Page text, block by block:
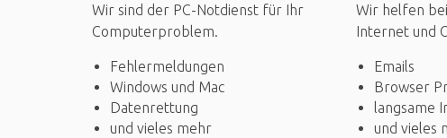
Wir sind der PC-Notdienst für Ihr
Computerproblem.
Fehlermeldungen
Windows und Mac
Datenrettung
und vieles mehr
Wir helfen
Internet und
Emails
Browser
langsame
und vieles